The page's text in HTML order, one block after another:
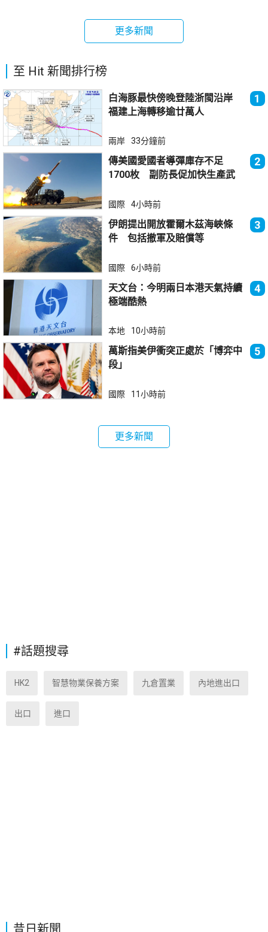
昔日新聞
更多新聞
至 Hit 新聞排行榜
白海豚最快傍晚登陸浙閩沿岸
福建上海轉移逾廿萬人
1
兩岸 33分鐘前
傳美國愛國者導彈庫存不足
1700枚 副防長促加快生產武
2
國際 4小時前
伊朗提出開放霍爾木茲海峽條
件 包括撤軍及賠償等
3
國際 6小時前
天文台：今明兩日本港天氣持續
極端酷熱
4
本地 10小時前
萬斯指美伊衝突正處於「博弈中
段」
5
國際 11小時前
更多新聞
#話題搜尋
HK2 智慧物業保養方案 九倉置業 內地進出口
出口 進口